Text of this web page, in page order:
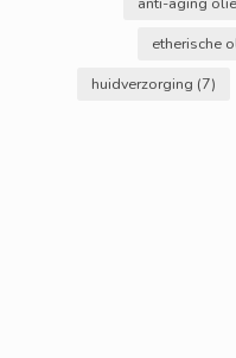
etherische
huidverzorging (7)